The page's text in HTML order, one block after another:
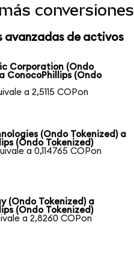
conversiones
avanzadas de activos
Corporation (Ondo
ConocoPhillips (Ondo
a 2,5115 COPon
(Ondo Tokenized) a
(Ondo Tokenized)
a 0,114765 COPon
(Ondo Tokenized) a
(Ondo Tokenized)
a 2,8260 COPon